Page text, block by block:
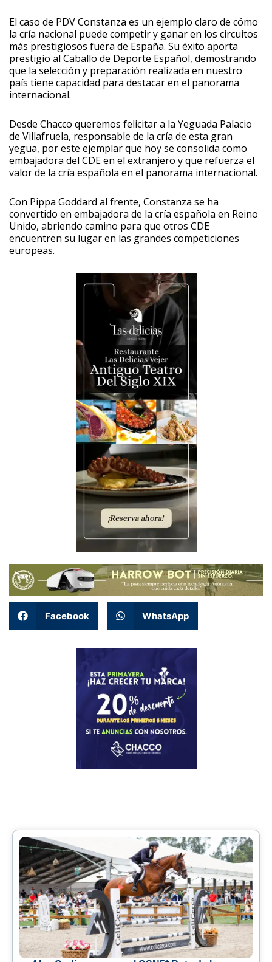
El caso de PDV Constanza es un ejemplo claro de cómo
la cría nacional puede competir y ganar en los circuitos
más prestigiosos fuera de España. Su éxito aporta
prestigio al Caballo de Deporte Español, demostrando
que la selección y preparación realizada en nuestro
país tiene capacidad para destacar en el panorama
internacional.
Desde Chacco queremos felicitar a la Yeguada Palacio
de Villafruela, responsable de la cría de esta gran
yegua, por este ejemplar que hoy se consolida como
embajadora del CDE en el extranjero y que refuerza el
valor de la cría española en el panorama internacional.
Con Pippa Goddard al frente, Constanza se ha
convertido en embajadora de la cría española en Reino
Unido, abriendo camino para que otros CDE
encuentren su lugar en las grandes competiciones
europeas.
Facebook WhatsApp